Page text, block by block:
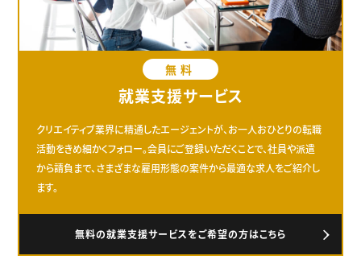
無料
就業支援サービス
クリエイティブ業界に精通したエージェントが、お一人おひとりの転職
活動をきめ細かくフォロー。会員にご登録いただくことで、社員や派遣
から請負まで、さまざまな雇用形態の案件から最適な求人をご紹介し
ます。
無料の就業支援サービスをご希望の方はこちら